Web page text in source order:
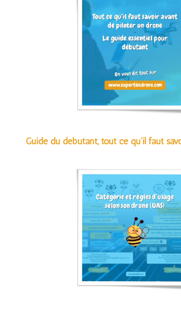
Guide du débutant, tout ce qu'il faut